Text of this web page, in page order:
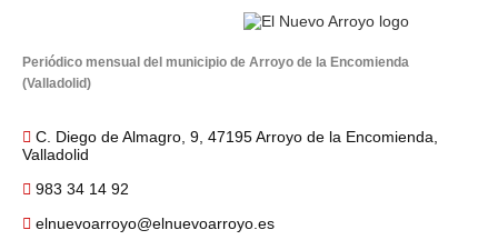
Periódico mensual del municipio de Arroyo de la Encomienda
(Valladolid)
C. Diego de Almagro, 9, 47195 Arroyo de la Encomienda,
Valladolid
983 34 14 92
elnuevoarroyo@elnuevoarroyo.es